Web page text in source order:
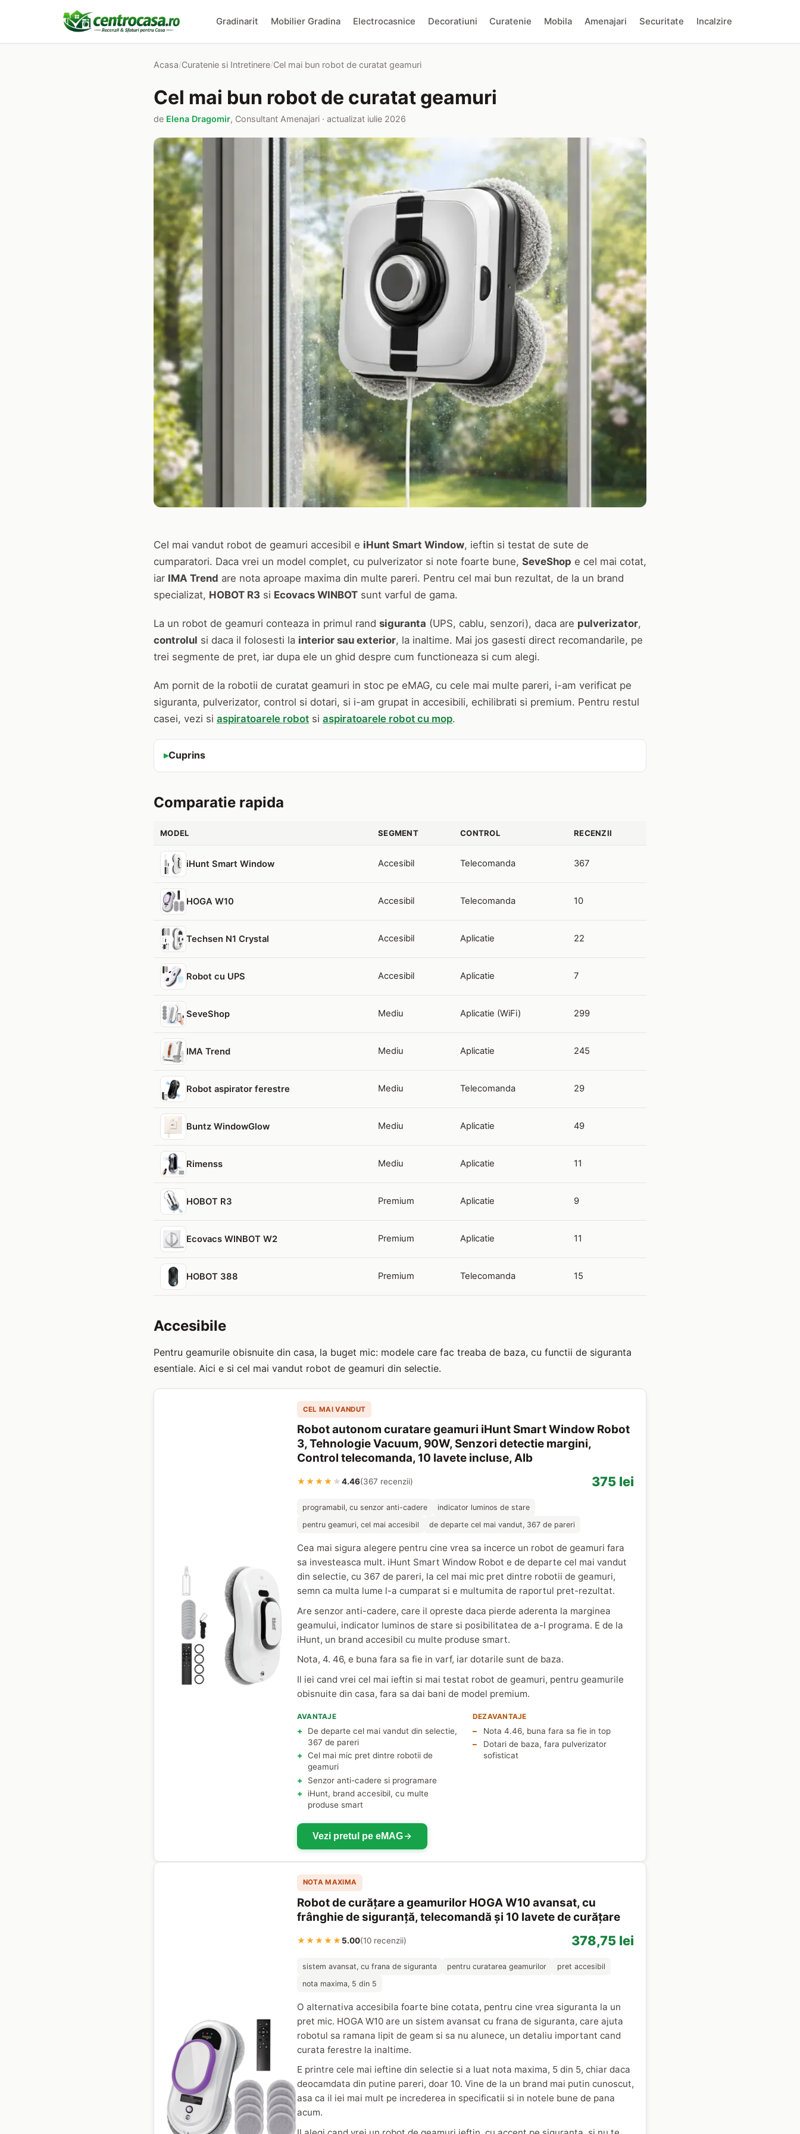
Gradinarit Mobilier Gradina Electrocasnice Decoratiuni Curatenie Mobila Amenajari Securitate Incalzire
Acasa/Curatenie si Intretinere/Cel mai bun robot de curatat geamuri
Cel mai bun robot de curatat geamuri
de Elena Dragomir, Consultant Amenajari · actualizat iulie 2026
Cel mai vandut robot de geamuri accesibil e iHunt Smart Window, ieftin si testat de sute de
cumparatori. Daca vrei un model complet, cu pulverizator si note foarte bune, SeveShop e cel mai cotat,
iar IMA Trend are nota aproape maxima din multe pareri. Pentru cel mai bun rezultat, de la un brand
specializat, HOBOT R3 si Ecovacs WINBOT sunt varful de gama.
La un robot de geamuri conteaza in primul rand siguranta (UPS, cablu, senzori), daca are pulverizator,
controlul si daca il folosesti la interior sau exterior, la inaltime. Mai jos gasesti direct recomandarile, pe
trei segmente de pret, iar dupa ele un ghid despre cum functioneaza si cum alegi.
Am pornit de la robotii de curatat geamuri in stoc pe eMAG, cu cele mai multe pareri, i-am verificat pe
siguranta, pulverizator, control si dotari, si i-am grupat in accesibili, echilibrati si premium. Pentru restul
casei, vezi si aspiratoarele robot si aspiratoarele robot cu mop.
Cuprins
Comparatie rapida
MODEL SEGMENT CONTROL RECENZII
iHunt Smart Window Accesibil Telecomanda 367
HOGA W10 Accesibil Telecomanda 10
Techsen N1 Crystal Accesibil Aplicatie 22
Robot cu UPS Accesibil Aplicatie 7
SeveShop Mediu Aplicatie (WiFi) 299
IMA Trend Mediu Aplicatie 245
Robot aspirator ferestre Mediu Telecomanda 29
Buntz WindowGlow Mediu Aplicatie 49
Rimenss Mediu Aplicatie 11
HOBOT R3 Premium Aplicatie 9
Ecovacs WINBOT W2 Premium Aplicatie 11
HOBOT 388 Premium Telecomanda 15
Accesibile
Pentru geamurile obisnuite din casa, la buget mic: modele care fac treaba de baza, cu functii de siguranta
esentiale. Aici e si cel mai vandut robot de geamuri din selectie.
CEL MAI VANDUT
Robot autonom curatare geamuri iHunt Smart Window Robot
3, Tehnologie Vacuum, 90W, Senzori detectie margini,
Control telecomanda, 10 lavete incluse, Alb
★★★★ ★4.46(367 recenzii) 375 lei
programabil, cu senzor anti-cadere
indicator luminos de stare
pentru geamuri, cel mai accesibil
de departe cel mai vandut, 367 de pareri
Cea mai sigura alegere pentru cine vrea sa incerce un robot de geamuri fara
sa investeasca mult. iHunt Smart Window Robot e de departe cel mai vandut
din selectie, cu 367 de pareri, la cel mai mic pret dintre robotii de geamuri,
semn ca multa lume l-a cumparat si e multumita de raportul pret-rezultat.
Are senzor anti-cadere, care il opreste daca pierde aderenta la marginea
geamului, indicator luminos de stare si posibilitatea de a-l programa. E de la
iHunt, un brand accesibil cu multe produse smart.
Nota, 4. 46, e buna fara sa fie in varf, iar dotarile sunt de baza.
Il iei cand vrei cel mai ieftin si mai testat robot de geamuri, pentru geamurile
obisnuite din casa, fara sa dai bani de model premium.
AVANTAJE
De departe cel mai vandut din selectie,
367 de pareri
Cel mai mic pret dintre robotii de
geamuri
Senzor anti-cadere si programare
iHunt, brand accesibil, cu multe
produse smart
DEZAVANTAJE
Nota 4.46, buna fara sa fie in top
Dotari de baza, fara pulverizator
sofisticat
Vezi pretul pe eMAG
NOTA MAXIMA
Robot de curățare a geamurilor HOGA W10 avansat, cu
frânghie de siguranță, telecomandă și 10 lavete de curățare
★★★★★5.00(10 recenzii) 378,75 lei
sistem avansat, cu frana de siguranta pentru curatarea geamurilor
pret accesibil
nota maxima, 5 din 5
O alternativa accesibila foarte bine cotata, pentru cine vrea siguranta la un
pret mic. HOGA W10 are un sistem avansat cu frana de siguranta, care ajuta
robotul sa ramana lipit de geam si sa nu alunece, un detaliu important cand
curata ferestre la inaltime.
E printre cele mai ieftine din selectie si a luat nota maxima, 5 din 5, chiar daca
deocamdata din putine pareri, doar 10. Vine de la un brand mai putin cunoscut,
asa ca il iei mai mult pe increderea in specificatii si in notele bune de pana
acum.